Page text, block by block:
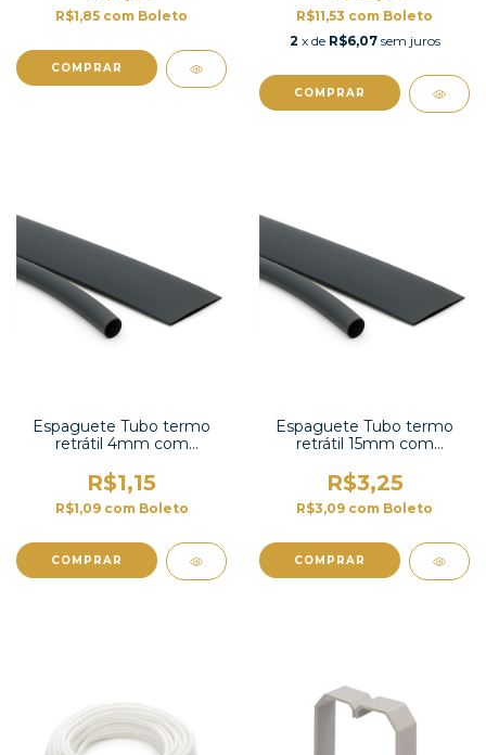
R$1,85 com Boleto
COMPRAR
R$11,53 com Boleto
2 x de R$6,07 sem juros
COMPRAR
Espaguete Tubo termo
retrátil 4mm com
R$1,15
R$1,09 com Boleto
COMPRAR
Espaguete Tubo termo
retrátil 15mm com
R$3,25
R$3,09 com Boleto
COMPRAR